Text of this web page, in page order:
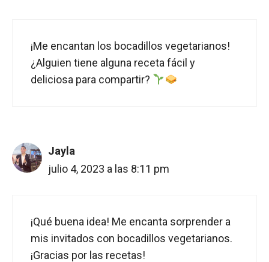
¡Me encantan los bocadillos vegetarianos!
¿Alguien tiene alguna receta fácil y
deliciosa para compartir?
Jayla
julio 4, 2023 a las 8:11 pm
¡Qué buena idea! Me encanta sorprender a
mis invitados con bocadillos vegetarianos.
¡Gracias por las recetas!